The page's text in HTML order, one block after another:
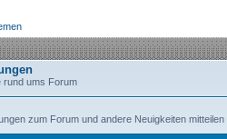
rund ums Forum
zum Forum und andere Neuigkeiten mitteilen